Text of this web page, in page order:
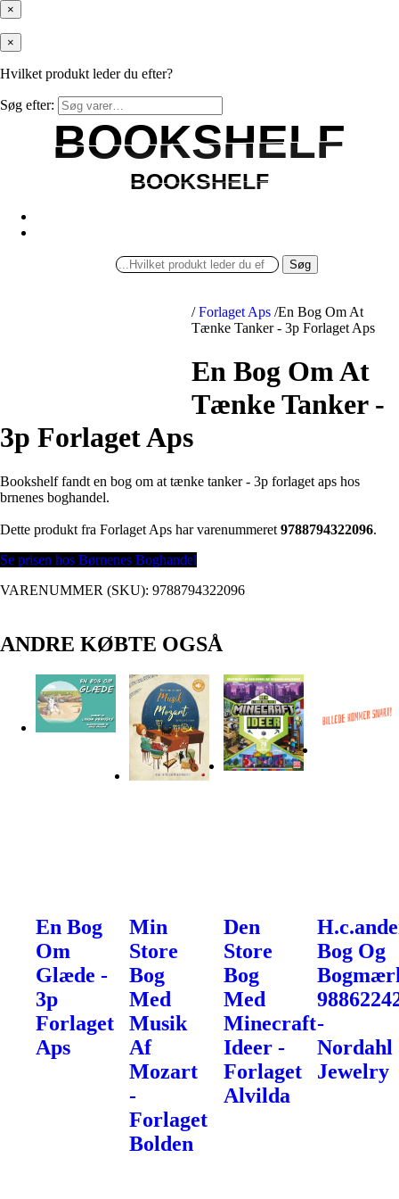
×
×
Hvilket produkt leder du efter?
Søg efter:
BOOKSHELF
BOOKSHELF
BOOKSHELF
BOOKSHELF
Søg
/ Forlaget Aps /En Bog Om At
Tænke Tanker - 3p Forlaget Aps
En Bog Om At
Tænke Tanker -
3p Forlaget Aps
Bookshelf fandt en bog om at tænke tanker - 3p forlaget aps hos
brnenes boghandel.
Dette produkt fra Forlaget Aps har varenummeret 9788794322096.
Se prisen hos Børnenes Boghandel
VARENUMMER (SKU): 9788794322096
ANDRE KØBTE OGSÅ
En Bog
Om
Glæde -
3p
Forlaget
Aps
Min
Store
Bog
Med
Musik
Af
Mozart
-
Forlaget
Bolden
Den
Store
Bog
Med
Minecraft
Ideer -
Forlaget
Alvilda
Bog Og
-
Nordahl
Jewelry